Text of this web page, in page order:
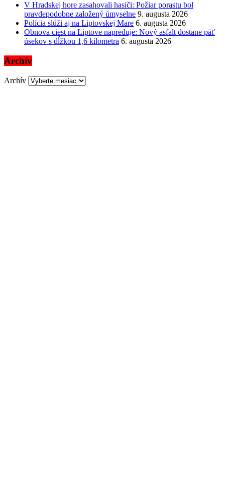
V Hradskej hore zasahovali hasiči: Požiar porastu bol
pravdepodobne založený úmyselne 9. augusta 2026
Polícia slúži aj na Liptovskej Mare 6. augusta 2026
Obnova ciest na Liptove napreduje: Nový asfalt dostane päť
úsekov s dĺžkou 1,6 kilometra 6. augusta 2026
Archív
Archív